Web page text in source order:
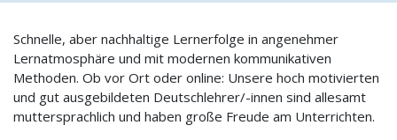
Schnelle, aber nachhaltige Lernerfolge in angenehmer
Lernatmosphäre und mit modernen kommunikativen
Methoden. Ob vor Ort oder online: Unsere hoch motivierten
und gut ausgebildeten Deutschlehrer/-innen sind allesamt
muttersprachlich und haben große Freude am Unterrichten.